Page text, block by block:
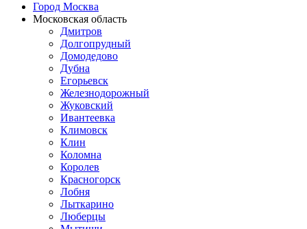
Город Москва
Московская область
Дмитров
Долгопрудный
Домодедово
Дубна
Егорьевск
Железнодорожный
Жуковский
Ивантеевка
Климовск
Клин
Коломна
Королев
Красногорск
Лобня
Лыткарино
Люберцы